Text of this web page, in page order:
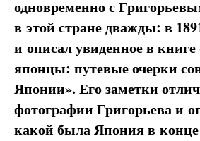
одновременно с
в этой стране дважды: в
и описал увиденное в
японцы: путевые очерки
Японии». Его заметки
фотографии Григорьева и
какой была Япония в